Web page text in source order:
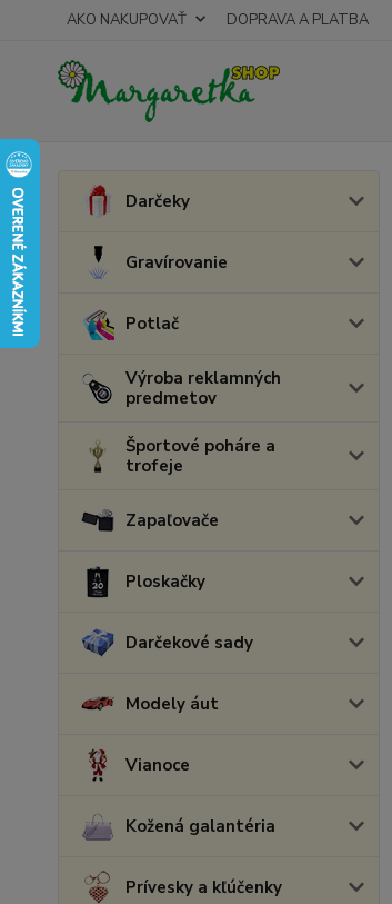
AKO NAKUPOVAŤ DOPRAVA A PLATBA
Darčeky
Gravírovanie
Potlač
Výroba reklamných
predmetov
Športové poháre a
trofeje
Zapaľovače
Ploskačky
Darčekové sady
Modely áut
Vianoce
Kožená galantéria
Prívesky a kľúčenky